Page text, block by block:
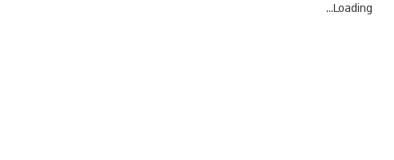
Loading...